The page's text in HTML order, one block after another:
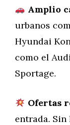
Amplio
urbanos
Hyundai
como el
Sportage.
Ofertas
entrada.